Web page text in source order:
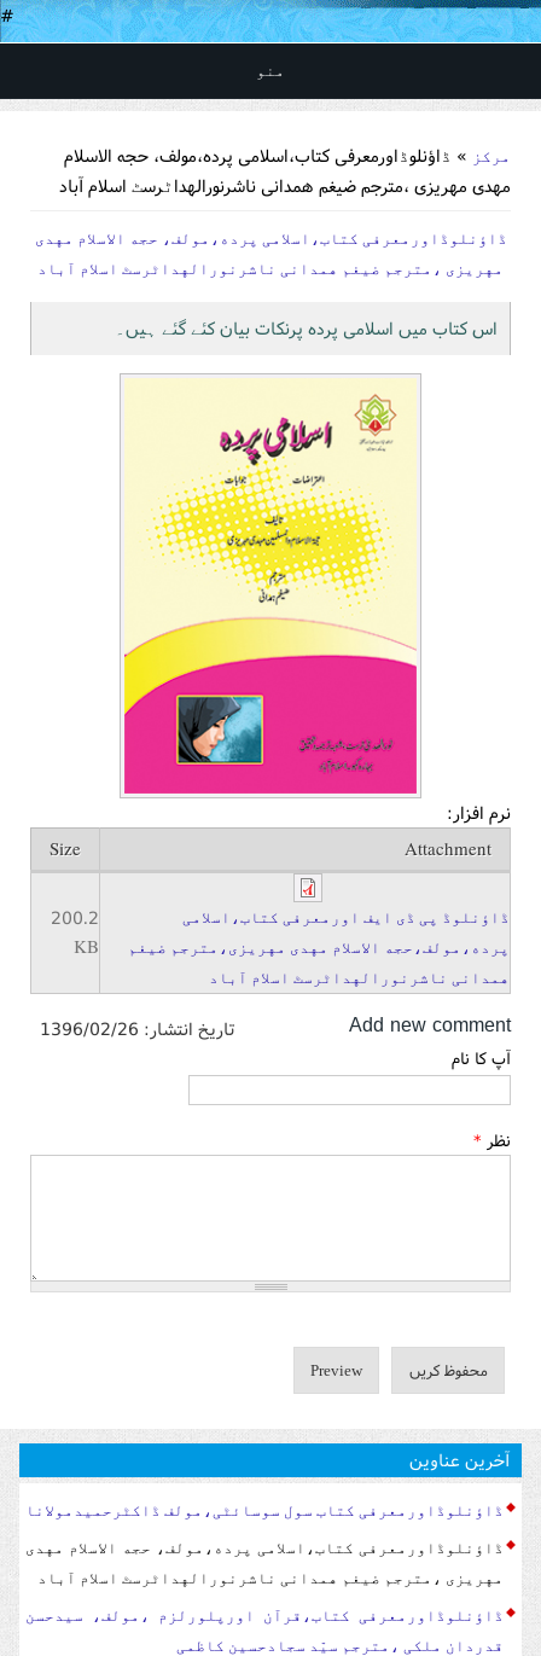
#
منو
مرکز » ڈاؤنلوڈاورمعرفی کتاب،اسلامی پرده،مولف، حجه الاسلام
مهدی مهریزی ،مترجم ضیغم همدانی ناشرنورالهداٹرسٹ اسلام آباد
ڈاؤنلوڈاورمعرفی کتاب،اسلامی پرده،مولف، حجه الاسلام مهدی
مهریزی ،مترجم ضیغم همدانی ناشرنورالهداٹرسٹ اسلام آباد
اس کتاب میں اسلامی پرده پرنکات بیان کئے گئے ہیں۔
نرم افزار:
Attachment
Size
ڈاؤنلوڈ پی ڈی ایف اورمعرفی کتاب،اسلامی
پرده،مولف،حجه الاسلام مهدی مهریزی،مترجم ضیغم
همدانی ناشرنورالهداٹرسٹ اسلام آباد
200.2
KB
تاریخ انتشار: 1396/02/26 Add new comment
آپ کا نام
نظر *
آخرین عناوین
ڈاؤنلوڈاورمعرفی کتاب سول سوسا‏‏ئٹی،مولف ڈاکٹرحمیدمولانا
ڈاؤنلوڈاورمعرفی کتاب،اسلامی پرده،مولف، حجه الاسلام مهدی
مهریزی ،مترجم ضیغم همدانی ناشرنورالهداٹرسٹ اسلام آباد
ڈاؤنلوڈاورمعرفی کتاب،قرآن اورپلورلزم ،مولف، سیدحسن
قدردان ملکی ،مترجم سیّد سجادحسین کاظمی